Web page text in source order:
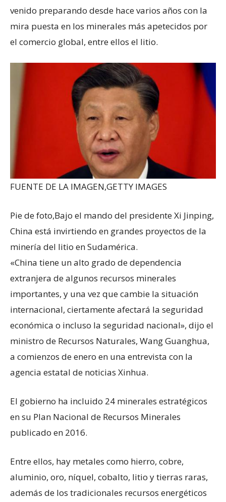
venido preparando desde hace varios años con la
mira puesta en los minerales más apetecidos por
el comercio global, entre ellos el litio.
FUENTE DE LA IMAGEN,GETTY IMAGES
Pie de foto,Bajo el mando del presidente Xi Jinping,
China está invirtiendo en grandes proyectos de la
minería del litio en Sudamérica.
«China tiene un alto grado de dependencia
extranjera de algunos recursos minerales
importantes, y una vez que cambie la situación
internacional, ciertamente afectará la seguridad
económica o incluso la seguridad nacional», dijo el
ministro de Recursos Naturales, Wang Guanghua,
a comienzos de enero en una entrevista con la
agencia estatal de noticias Xinhua.
El gobierno ha incluido 24 minerales estratégicos
en su Plan Nacional de Recursos Minerales
publicado en 2016.
Entre ellos, hay metales como hierro, cobre,
aluminio, oro, níquel, cobalto, litio y tierras raras,
además de los tradicionales recursos energéticos